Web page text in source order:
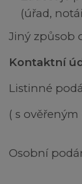
(úřad,
Jiný způsob
Kontaktní
Listinné
( s
Osobní